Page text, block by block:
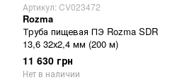
Артикул: CV023472
Rozma
Труба пищевая ПЭ Rozma SDR
13,6 32х2,4 мм (200 м)
11 630 грн
Нет в наличии